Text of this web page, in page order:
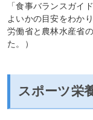
「食事バランスガイ
よいかの目安をわか
労働省と農林水産省
た。）
スポーツ栄